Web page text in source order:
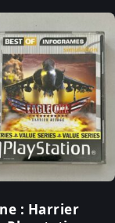
: Harrier